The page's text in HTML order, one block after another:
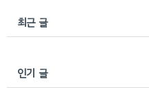
최근 글
인기 글